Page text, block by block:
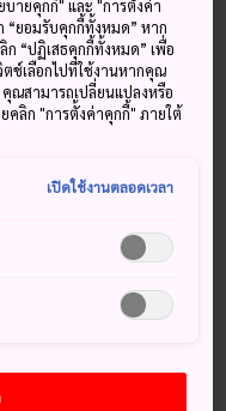
คูน้ำกว้างและช่อง
ายคุกกี้" และ "การตั้งค่า
“ยอมรับคุกกี้ทั้งหมด” หาก
“ปฏิเสธคุกกี้ทั้งหมด” เพื่อ
ตช์เลือกไปที่ใช้งานหากคุณ
ณสามารถเปลี่ยนแปลงหรือ
คลิก "การตั้งค่าคุกกี้" ภายใต้
เปิดใช้งานตลอดเวลา